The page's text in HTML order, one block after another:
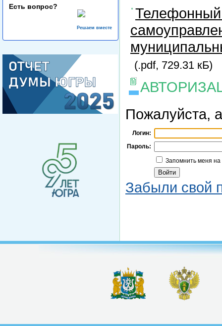
Есть вопрос?
Решаем вместе
Телефонный
(.pdf, 729.31 кБ)
Пожалуйста,
Логин:
Пароль:
Запомнить меня
Забыли свой